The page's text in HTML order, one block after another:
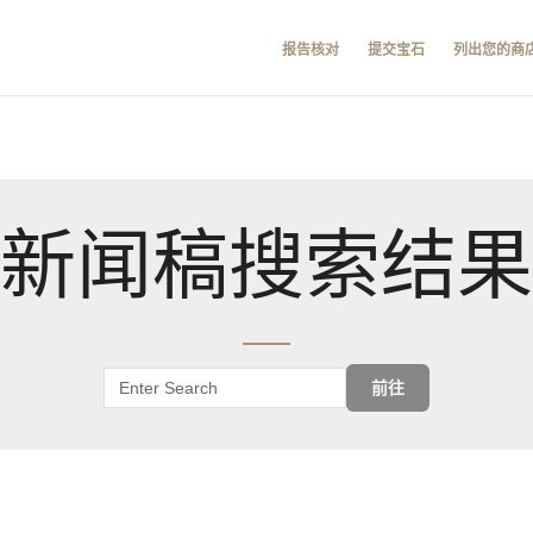
报告核对 提交宝石 列出您的商
新闻稿搜索结果
前往